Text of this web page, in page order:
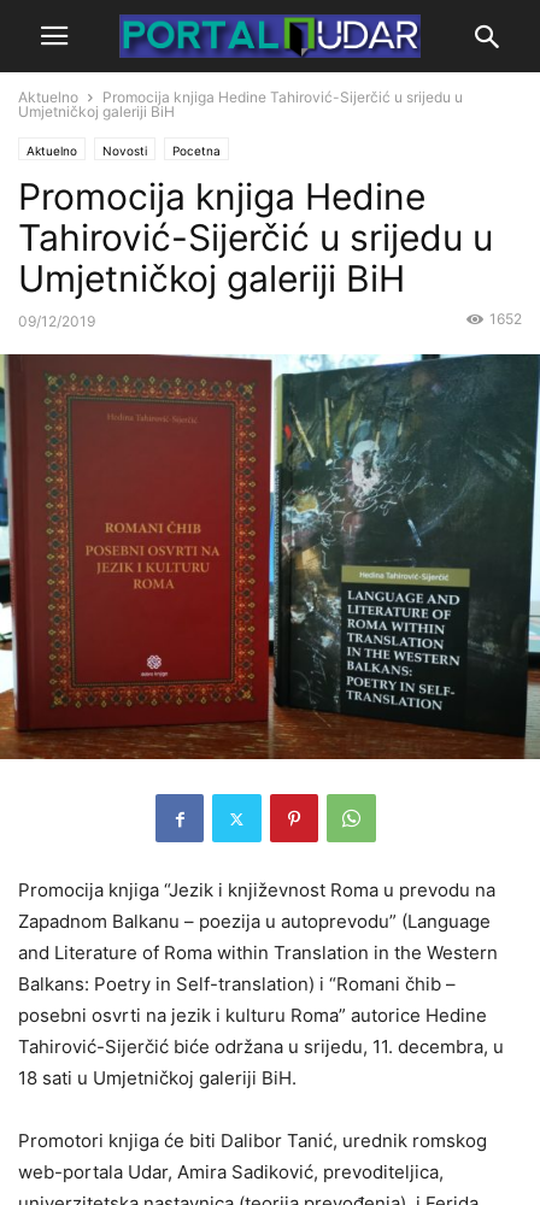
Aktuelno
Promocija knjiga Hedine Tahirović-Sijerčić u srijedu u
Umjetničkoj galeriji BiH
Aktuelno Novosti Pocetna
Promocija knjiga Hedine
Tahirović-Sijerčić u srijedu u
Umjetničkoj galeriji BiH
09/12/2019 1652
Promocija knjiga “Jezik i književnost Roma u prevodu na
Zapadnom Balkanu – poezija u autoprevodu” (Language
and Literature of Roma within Translation in the Western
Balkans: Poetry in Self-translation) i “Romani čhib –
posebni osvrti na jezik i kulturu Roma” autorice Hedine
Tahirović-Sijerčić biće održana u srijedu, 11. decembra, u
18 sati u Umjetničkoj galeriji BiH.
Promotori knjiga će biti Dalibor Tanić, urednik romskog
web-portala Udar, Amira Sadiković, prevoditeljica,